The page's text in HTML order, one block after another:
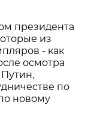
президента
из
- как
осмотра
по
новому